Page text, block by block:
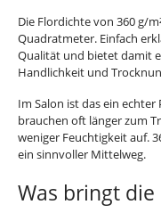
Die Flordichte von 360 g/
Quadratmeter. Einfach
Qualität und bietet damit
Handlichkeit und
Im Salon ist das ein
brauchen oft länger zum
weniger Feuchtigkeit auf.
ein sinnvoller Mittelweg.
Was bringt